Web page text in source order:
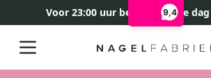
9,4
Voor 23:00 uur besteld, zelfde